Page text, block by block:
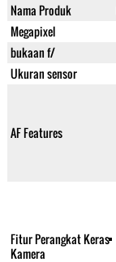
Nama Produk
Megapixel
bukaan f/
Ukuran sensor
AF Features
Fitur Perangkat Keras
Kamera